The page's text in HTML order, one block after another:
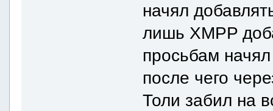
начял
лишь XMPP
просьбам
после чего
Толи забил на